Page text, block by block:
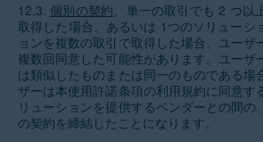
12.3.個別の契約。単一の取引でも 2 つ以
取得した場合、あるいは 1つのソリューシ
ョンを複数の取引で取得した場合、ユーザ
複数回同意した可能性があります。ユーザ
は類似したものまたは同一のものである場
ザーは本使用許諾条項の利用規約に同意す
リューションを提供するベンダーとの間の
の契約を締結したことになります。